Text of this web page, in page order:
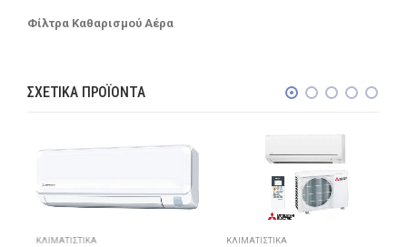
Φίλτρα Καθαρισμού Αέρα
ΣΧΕΤΙΚΆ ΠΡΟΪΌΝΤΑ
ΚΛΙΜΑΤΙΣΤΙΚΆ ΚΛΙΜΑΤΙΣΤΙΚΆ